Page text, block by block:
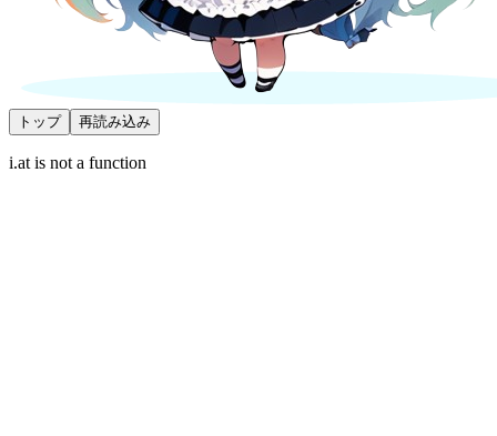
トップ 再読み込み
i.at is not a function